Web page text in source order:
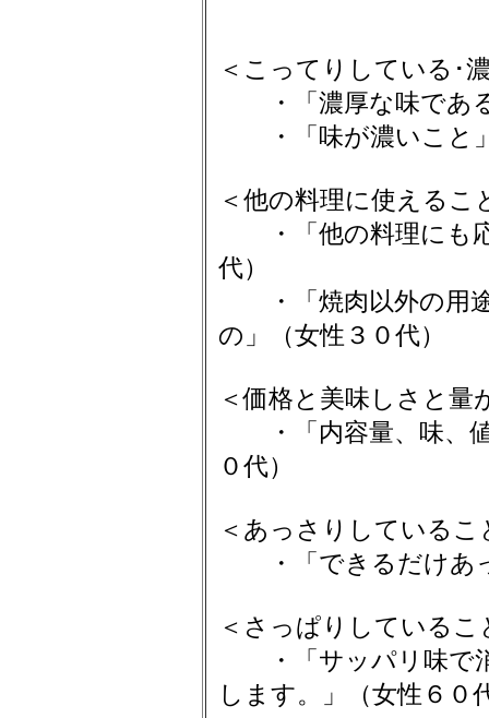
＜こってりしている･
・「濃厚な味であ
・「味が濃いこと
＜他の料理に使える
・「他の料理にも応
代）
・「焼肉以外の用途
の」（女性３０代）
＜価格と美味しさと
・「内容量、味、値
０代）
＜あっさりしている
・「できるだけあっ
＜さっぱりしている
・「サッパリ味で
します。」（女性６０